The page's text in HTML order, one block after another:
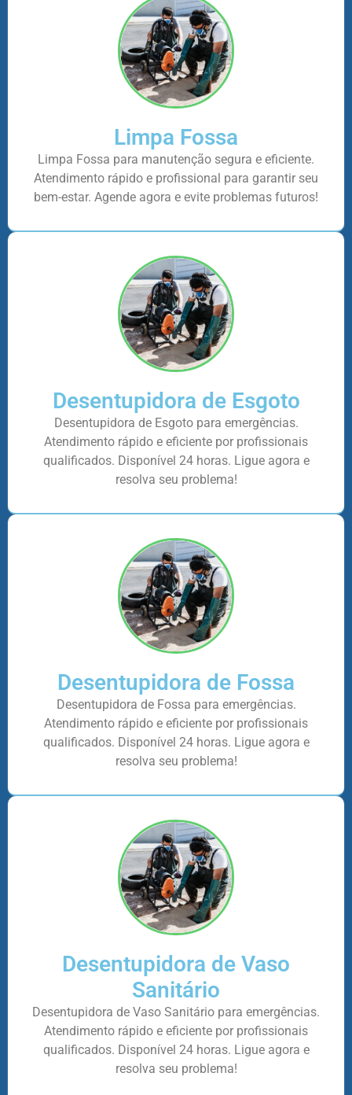
Limpa Fossa
Limpa Fossa para manutenção segura e eficiente.
Atendimento rápido e profissional para garantir seu
bem-estar. Agende agora e evite problemas futuros!
Desentupidora de Esgoto
Desentupidora de Esgoto para emergências.
Atendimento rápido e eficiente por profissionais
qualificados. Disponível 24 horas. Ligue agora e
resolva seu problema!
Desentupidora de Fossa
Desentupidora de Fossa para emergências.
Atendimento rápido e eficiente por profissionais
qualificados. Disponível 24 horas. Ligue agora e
resolva seu problema!
Desentupidora de Vaso
Sanitário
Desentupidora de Vaso Sanitário para emergências.
Atendimento rápido e eficiente por profissionais
qualificados. Disponível 24 horas. Ligue agora e
resolva seu problema!